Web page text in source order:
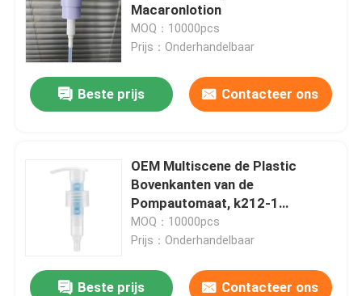
Macaronlotion
MOQ：10000pcs
Prijs：Onderhandelbaar
Beste prijs Contacteer ons
OEM Multiscene de Plastic
Bovenkanten van de
Pompautomaat, k212-1
Multifunctie 24mm Lotionpomp
MOQ：10000pcs
Prijs：Onderhandelbaar
Beste prijs Contacteer ons